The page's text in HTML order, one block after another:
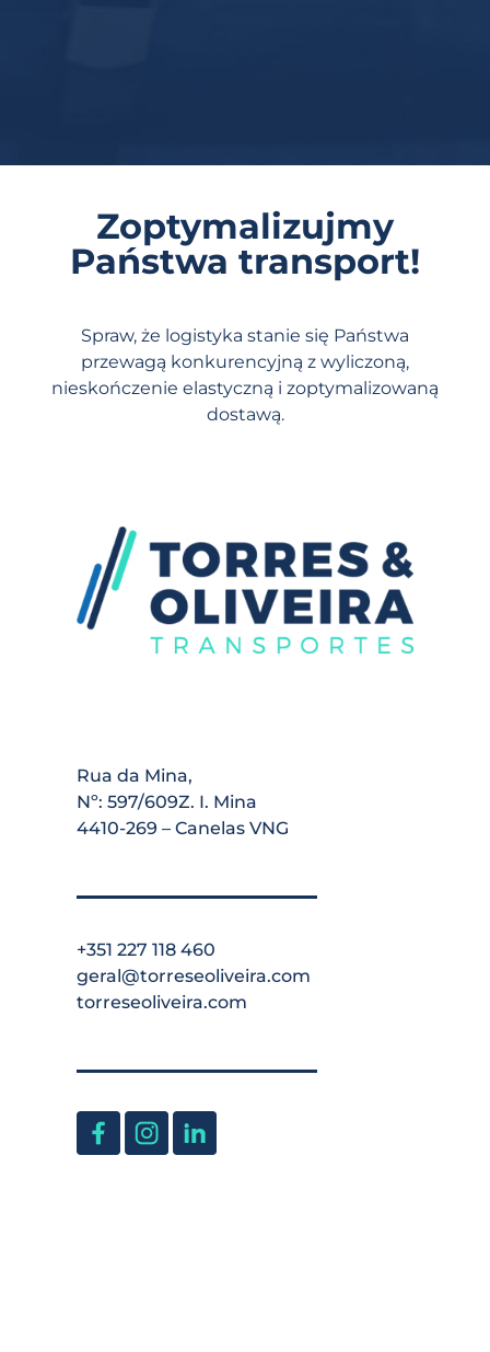
Zoptymalizujmy
Państwa transport!
Spraw, że logistyka stanie się Państwa
przewagą konkurencyjną z wyliczoną,
nieskończenie elastyczną i zoptymalizowaną
dostawą.
Rua da Mina,
Nº: 597/609Z. I. Mina
4410-269 – Canelas VNG
+351 227 118 460
geral@torreseoliveira.com
torreseoliveira.com